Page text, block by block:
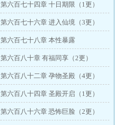
第六百七十四章 十日期限（1更）
第六百七十六章 进入仙境（3更）
第六百七十八章 本性暴露
第六百八十章 有福同享（2更）
第六百八十二章 孕物圣殿（4更）
第六百八十四章 圣殿开启（1更）
第六百八十六章 恐怖巨脸（2更）